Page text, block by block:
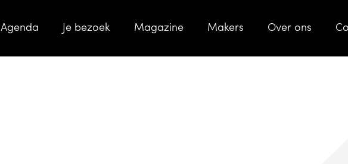
Agenda Je bezoek Magazine Makers Over ons